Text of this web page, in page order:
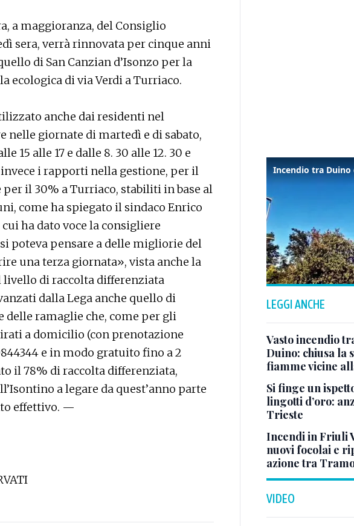
a maggioranza, del Consiglio
sera, verrà rinnovata per cinque anni
di San Canzian d’Isonzo per la
ecologica di via Verdi a Turriaco.
anche dai residenti nel
nelle giornate di martedì e di sabato,
15 alle 17 e dalle 8. 30 alle 12. 30 e
invece i rapporti nella gestione, per il
per il 30% a Turriaco, stabiliti in base al
come ha spiegato il sindaco Enrico
ha dato voce la consigliere
poteva pensare a delle migliorie del
una terza giornata», vista anche la
livello di raccolta differenziata
dalla Lega anche quello di
delle ramaglie che, come per gli
a domicilio (con prenotazione
e in modo gratuito fino a 2
il 78% di raccolta differenziata,
a legare da quest’anno parte
effettivo. —
LEGGI ANCHE
Vasto incendio
Duino: chiusa la
fiamme vicine
Si finge un
lingotti d’oro:
Trieste
Incendi in Friuli
nuovi focolai e
azione tra
VIDEO